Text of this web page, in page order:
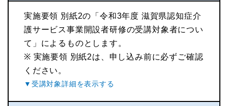
実施要領 別紙2の「令和3年度 滋賀県認知症介
護サービス事業開設者研修の受講対象者につい
て」によるものとします。
※ 実施要領 別紙2は、申し込み前に必ずご確認
ください。